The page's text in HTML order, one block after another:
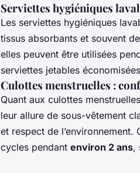
Serviettes hygiéniques
Les serviettes hygiéniques
tissus absorbants et souvent
elles peuvent être utilisées
serviettes jetables
Culottes menstruelles :
Quant aux culottes
leur allure de sous-vêtement
et respect de
cycles pendant environ 2 ans,